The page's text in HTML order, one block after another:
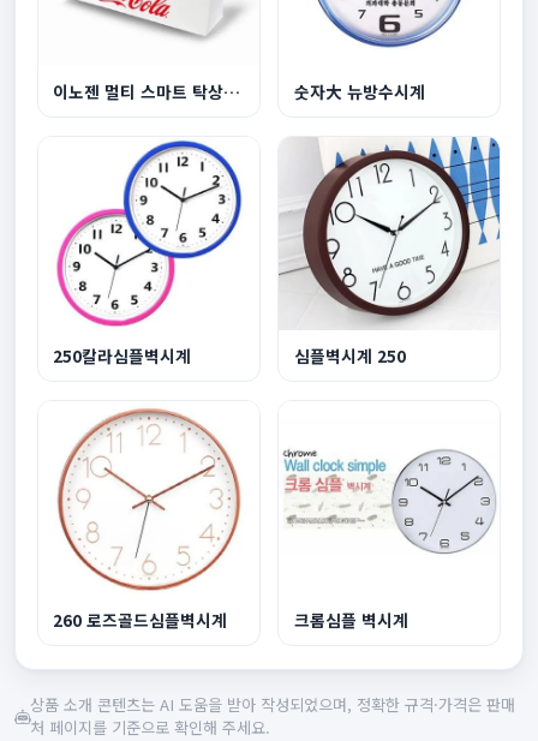
이노젠 멀티 스마트 탁상시계 숫자大 뉴방수시계
250칼라심플벽시계 심플벽시계 250
260 로즈골드심플벽시계 크롬심플 벽시계
상품 소개 콘텐츠는 AI 도움을 받아 작성되었으며, 정확한 규격·가격은 판매
처 페이지를 기준으로 확인해 주세요.